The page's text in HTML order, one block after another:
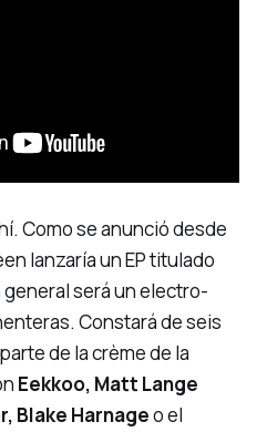
Como se anunció desde
lanzaría un EP titulado
será un electro-
Constará de seis
de la crème de la
Eekkoo, Matt Lange
Blake Harnageo el